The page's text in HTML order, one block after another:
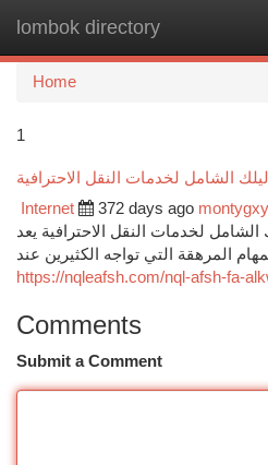
lombok directory
Home
1
الشامل لخدمات النقل الاحترافية
Internet 372 days ago
لخدمات النقل الاحترافية يعد
المرهقة التي تواجه الكثيرين عند
https://nqleafsh.com/nql-afsh-fa-
Comments
Submit a Comment